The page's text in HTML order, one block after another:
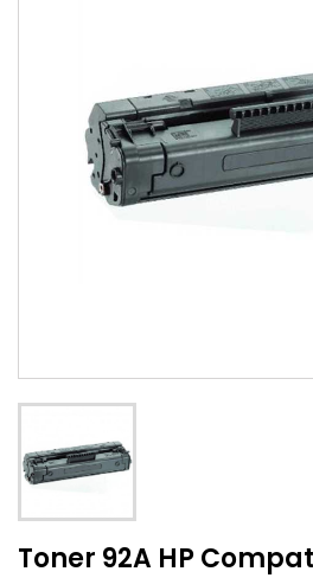
Toner 92A HP